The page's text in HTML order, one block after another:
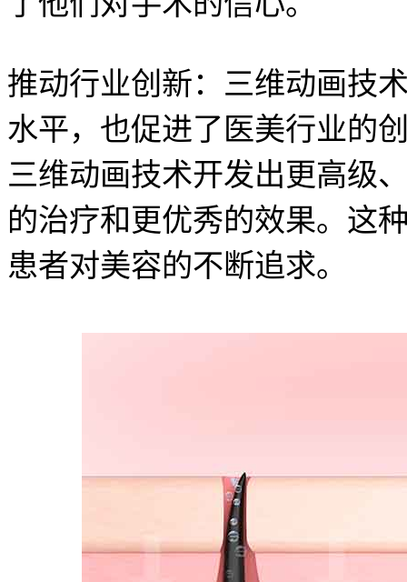
推动行业创新：三维动画技
水平，也促进了医美行业的
三维动画技术开发出更高级
的治疗和更优秀的效果。这
患者对美容的不断追求。